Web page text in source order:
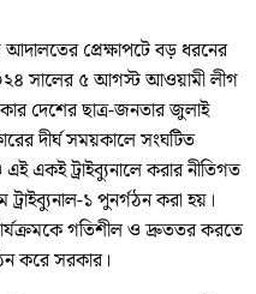
প্রেক্ষাপটে বড় ধরনের
সালের ৫ আগস্ট আওয়ামী লীগ
দেশের ছাত্র-জনতার জুলাই
দীর্ঘ সময়কালে সংঘটিত
একই ট্রাইব্যুনালে করার নীতিগত
ট্রাইব্যুনাল-১ পুনর্গঠন করা হয়।
গতিশীল ও দ্রুততর করতে
করে সরকার।